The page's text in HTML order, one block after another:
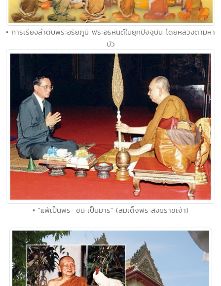
• การเรียงลำดับพระอริยภูมิ พระอรหันต์ในยุคปัจจุบัน โดยหลวงตามหา
บัว
• "แพ้เป็นพระ ชนะเป็นมาร" (สมเด็จพระสังฆราชเจ้า)